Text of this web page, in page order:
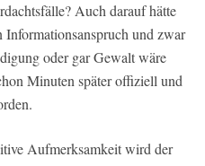
Auch darauf hätte
und zwar
oder gar Gewalt wäre
Minuten später offiziell und
Aufmerksamkeit wird der